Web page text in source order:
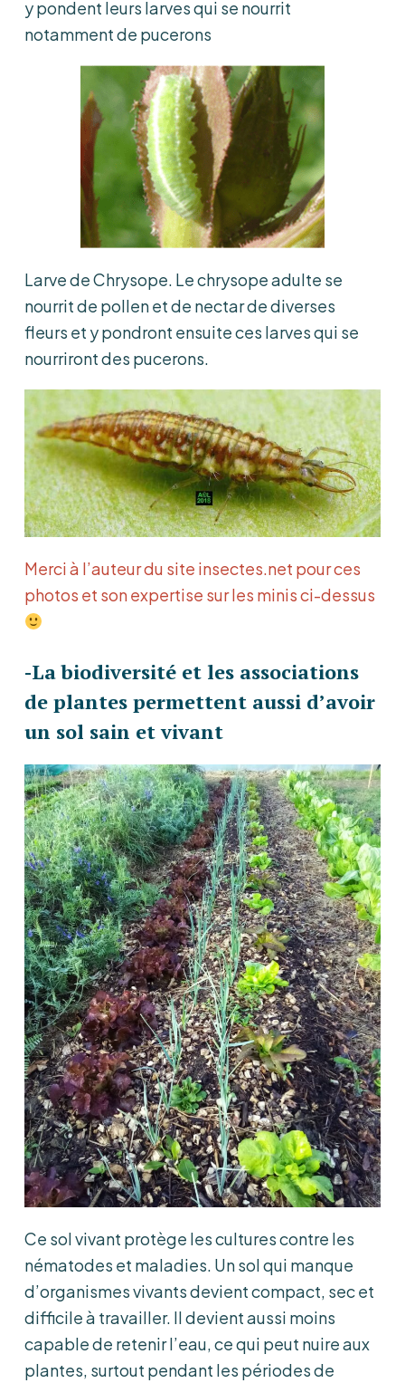
y pondent leurs larves qui se nourrit
notamment de pucerons
Larve de Chrysope. Le chrysope adulte se
nourrit de pollen et de nectar de diverses
fleurs et y pondront ensuite ces larves qui se
nourriront des pucerons.
Merci à l’auteur du site insectes.net pour ces
photos et son expertise sur les minis ci-dessus
-La biodiversité et les associations
de plantes permettent aussi d’avoir
un sol sain et vivant
Ce sol vivant protège les cultures contre les
nématodes et maladies. Un sol qui manque
d’organismes vivants devient compact, sec et
difficile à travailler. Il devient aussi moins
capable de retenir l’eau, ce qui peut nuire aux
plantes, surtout pendant les périodes de